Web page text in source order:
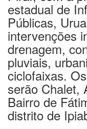
estadual de
Públicas,
intervenções
drenagem,
pluviais,
ciclofaixas.
serão Chalet,
Bairro de
distrito de